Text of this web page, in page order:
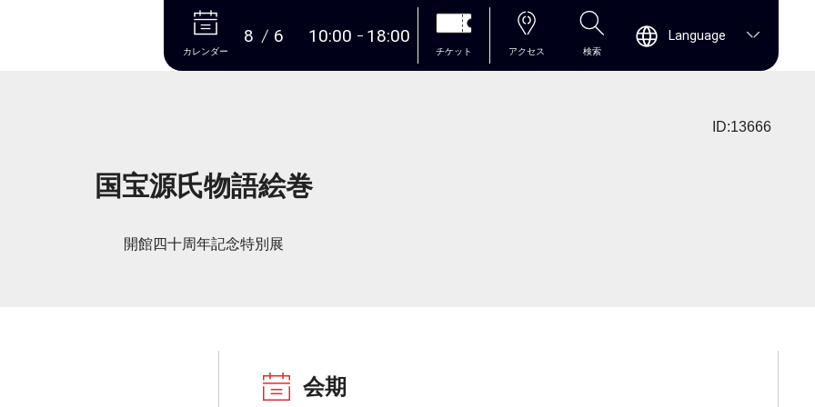
本文へ
カレンダー
8 6 10:00 18:00
チケット アクセス 検索
Language
ID:13666
国宝源氏物語絵巻
開館四十周年記念特別展
会期